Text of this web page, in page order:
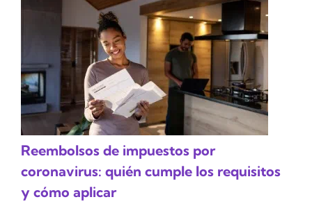
Reembolsos de impuestos por
coronavirus: quién cumple los requisitos
y cómo aplicar